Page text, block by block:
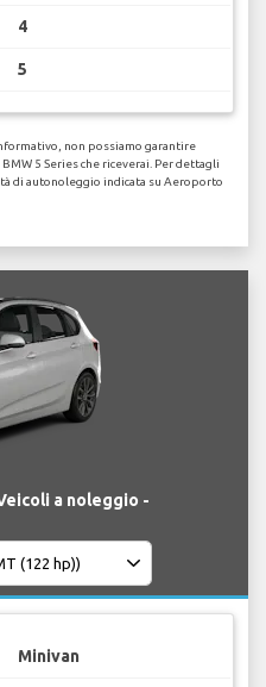
4
5
non possiamo garantire
5 Series che riceverai. Per dettagli
di autonoleggio indicata su Aeroporto
a noleggio -
Minivan